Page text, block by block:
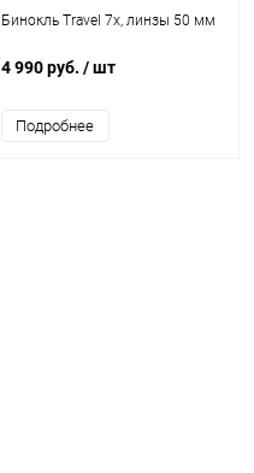
Бинокль Travel 7x, линзы 50 мм
4 990 руб. / шт
Подробнее